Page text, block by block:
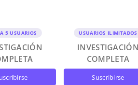
5 USUARIOS
suscribirse
USUARIOS ILIMITADOS
COMPLETA
suscribirse